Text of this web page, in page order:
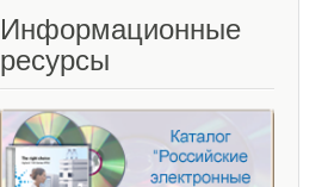
Информационные
ресурсы